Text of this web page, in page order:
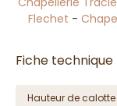
Flechet -
Fiche technique
Hauteur de